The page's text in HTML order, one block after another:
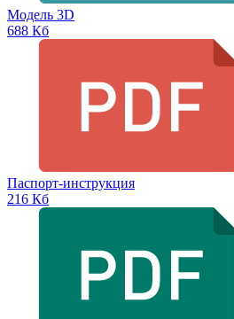
Модель 3D
688 Кб
Паспорт-инструкция
216 Кб